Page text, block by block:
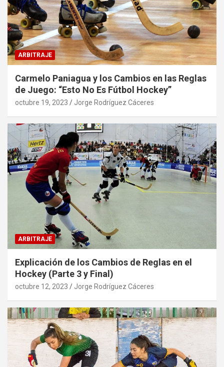
ARBITRAJE
Carmelo Paniagua y los Cambios en las Reglas
de Juego: “Esto No Es Fútbol Hockey”
octubre 19, 2023 Jorge Rodríguez Cáceres
ARBITRAJE
Explicación de los Cambios de Reglas en el
Hockey (Parte 3 y Final)
octubre 12, 2023 Jorge Rodríguez Cáceres